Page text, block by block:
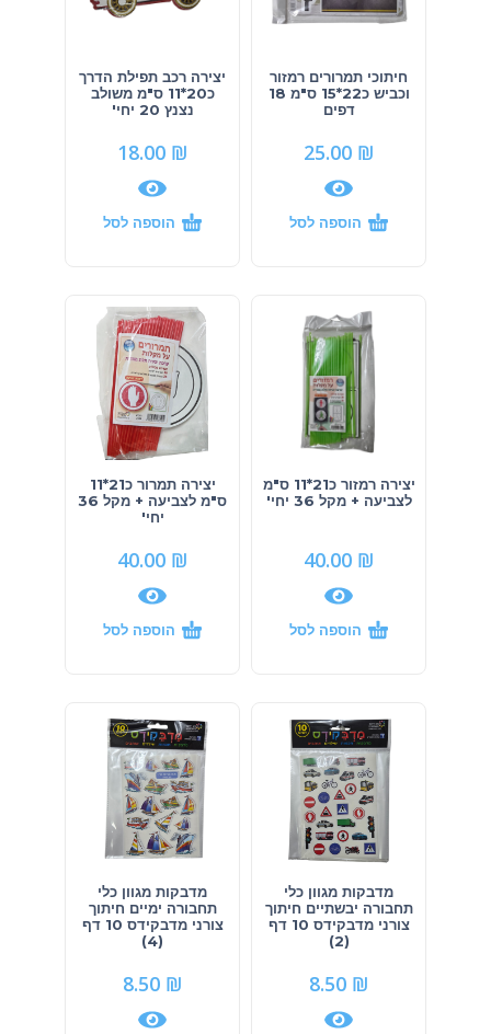
חיתוכי תמרורים רמזור
וכביש כ22*15 ס"מ 18
דפים
25.00 ₪
הוספה לסל
יצירה רכב תפילת הדרך
כ20*11 ס"מ משולב
נצנץ 20 יחי'
18.00 ₪
הוספה לסל
יצירה רמזור כ21*11 ס"מ
לצביעה + מקל 36 יחי'
40.00 ₪
הוספה לסל
יצירה תמרור כ21*11
ס"מ לצביעה + מקל 36
יחי'
40.00 ₪
הוספה לסל
מדבקות מגוון כלי
תחבורה יבשתיים חיתוך
צורני מדבקידס 10 דף
(2)
8.50 ₪
מדבקות מגוון כלי
תחבורה ימיים חיתוך
צורני מדבקידס 10 דף
(4)
8.50 ₪